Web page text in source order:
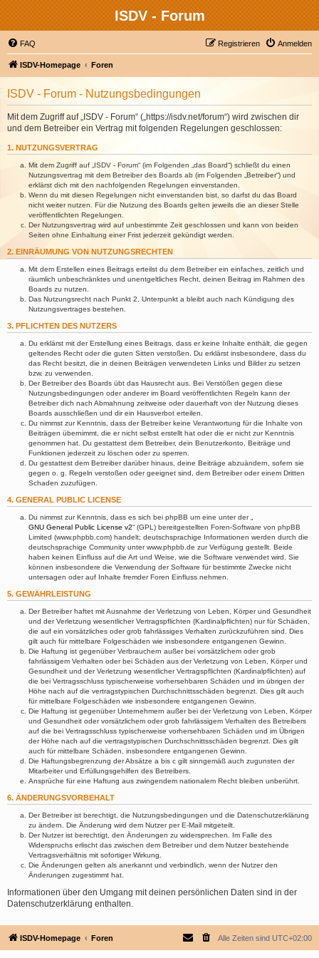
ISDV - Forum
FAQ Anmelden
Registrieren
ISDV-Homepage Foren
ISDV - Forum - Nutzungsbedingungen
Mit dem Zugriff auf „ISDV - Forum“ („https://isdv.net/forum“) wird zwischen dir
und dem Betreiber ein Vertrag mit folgenden Regelungen geschlossen:
1. NUTZUNGSVERTRAG
Mit dem Zugriff auf „ISDV - Forum“ (im Folgenden „das Board“) schließt du einen
Nutzungsvertrag mit dem Betreiber des Boards ab (im Folgenden „Betreiber“) und
erklärst dich mit den nachfolgenden Regelungen einverstanden.
Wenn du mit diesen Regelungen nicht einverstanden bist, so darfst du das Board
nicht weiter nutzen. Für die Nutzung des Boards gelten jeweils die an dieser Stelle
veröffentlichten Regelungen.
Der Nutzungsvertrag wird auf unbestimmte Zeit geschlossen und kann von beiden
Seiten ohne Einhaltung einer Frist jederzeit gekündigt werden.
2. EINRÄUMUNG VON NUTZUNGSRECHTEN
Mit dem Erstellen eines Beitrags erteilst du dem Betreiber ein einfaches, zeitlich und
räumlich unbeschränktes und unentgeltliches Recht, deinen Beitrag im Rahmen des
Boards zu nutzen.
Das Nutzungsrecht nach Punkt 2, Unterpunkt a bleibt auch nach Kündigung des
Nutzungsvertrages bestehen.
3. PFLICHTEN DES NUTZERS
Du erklärst mit der Erstellung eines Beitrags, dass er keine Inhalte enthält, die gegen
geltendes Recht oder die guten Sitten verstoßen. Du erklärst insbesondere, dass du
das Recht besitzt, die in deinen Beiträgen verwendeten Links und Bilder zu setzen
bzw. zu verwenden.
Der Betreiber des Boards übt das Hausrecht aus. Bei Verstößen gegen diese
Nutzungsbedingungen oder anderer im Board veröffentlichten Regeln kann der
Betreiber dich nach Abmahnung zeitweise oder dauerhaft von der Nutzung dieses
Boards ausschließen und dir ein Hausverbot erteilen.
Du nimmst zur Kenntnis, dass der Betreiber keine Verantwortung für die Inhalte von
Beiträgen übernimmt, die er nicht selbst erstellt hat oder die er nicht zur Kenntnis
genommen hat. Du gestattest dem Betreiber, dein Benutzerkonto, Beiträge und
Funktionen jederzeit zu löschen oder zu sperren.
Du gestattest dem Betreiber darüber hinaus, deine Beiträge abzuändern, sofern sie
gegen o. g. Regeln verstoßen oder geeignet sind, dem Betreiber oder einem Dritten
Schaden zuzufügen.
4. GENERAL PUBLIC LICENSE
Du nimmst zur Kenntnis, dass es sich bei phpBB um eine unter der „
GNU General Public License v2“ (GPL) bereitgestellten Foren-Software von phpBB
Limited (www.phpbb.com) handelt; deutschsprachige Informationen werden durch die
deutschsprachige Community unter www.phpbb.de zur Verfügung gestellt. Beide
haben keinen Einfluss auf die Art und Weise, wie die Software verwendet wird. Sie
können insbesondere die Verwendung der Software für bestimmte Zwecke nicht
untersagen oder auf Inhalte fremder Foren Einfluss nehmen.
5. GEWÄHRLEISTUNG
Der Betreiber haftet mit Ausnahme der Verletzung von Leben, Körper und Gesundheit
und der Verletzung wesentlicher Vertragspflichten (Kardinalpflichten) nur für Schäden,
die auf ein vorsätzliches oder grob fahrlässiges Verhalten zurückzuführen sind. Dies
gilt auch für mittelbare Folgeschäden wie insbesondere entgangenen Gewinn.
Die Haftung ist gegenüber Verbrauchern außer bei vorsätzlichem oder grob
fahrlässigem Verhalten oder bei Schäden aus der Verletzung von Leben, Körper und
Gesundheit und der Verletzung wesentlicher Vertragspflichten (Kardinalpflichten) auf
die bei Vertragsschluss typischerweise vorhersehbaren Schäden und im übrigen der
Höhe nach auf die vertragstypischen Durchschnittsschäden begrenzt. Dies gilt auch
für mittelbare Folgeschäden wie insbesondere entgangenen Gewinn.
Die Haftung ist gegenüber Unternehmern außer bei der Verletzung von Leben, Körper
und Gesundheit oder vorsätzlichem oder grob fahrlässigem Verhalten des Betreibers
auf die bei Vertragsschluss typischerweise vorhersehbaren Schäden und im Übrigen
der Höhe nach auf die vertragstypischen Durchschnittsschäden begrenzt. Dies gilt
auch für mittelbare Schäden, insbesondere entgangenen Gewinn.
Die Haftungsbegrenzung der Absätze a bis c gilt sinngemäß auch zugunsten der
Mitarbeiter und Erfüllungsgehilfen des Betreibers.
Ansprüche für eine Haftung aus zwingendem nationalem Recht bleiben unberührt.
6. ÄNDERUNGSVORBEHALT
Der Betreiber ist berechtigt, die Nutzungsbedingungen und die Datenschutzerklärung
zu ändern. Die Änderung wird dem Nutzer per E-Mail mitgeteilt.
Der Nutzer ist berechtigt, den Änderungen zu widersprechen. Im Falle des
Widerspruchs erlischt das zwischen dem Betreiber und dem Nutzer bestehende
Vertragsverhältnis mit sofortiger Wirkung.
Die Änderungen gelten als anerkannt und verbindlich, wenn der Nutzer den
Änderungen zugestimmt hat.
Informationen über den Umgang mit deinen persönlichen Daten sind in der
Datenschutzerklärung enthalten.
ISDV-Homepage Foren Alle Zeiten sind UTC+02:00